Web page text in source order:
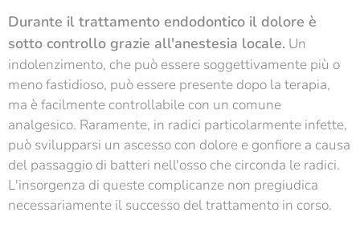
Durante il trattamento endodontico il dolore è
sotto controllo grazie all'anestesia locale. Un
indolenzimento, che può essere soggettivamente più o
meno fastidioso, può essere presente dopo la terapia,
ma è facilmente controllabile con un comune
analgesico. Raramente, in radici particolarmente infette,
può svilupparsi un ascesso con dolore e gonfiore a causa
del passaggio di batteri nell'osso che circonda le radici.
L'insorgenza di queste complicanze non pregiudica
necessariamente il successo del trattamento in corso.